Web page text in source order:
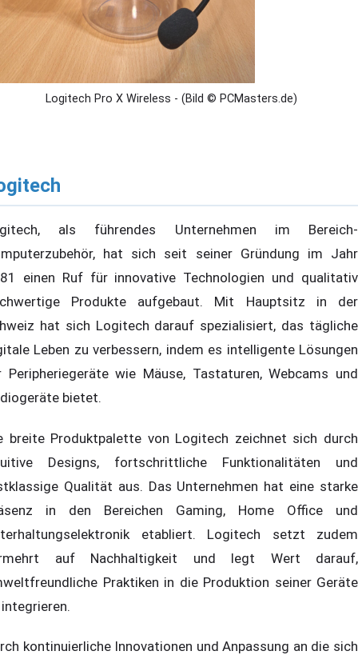
Logitech Pro X Wireless - (Bild © PCMasters.de)
als führendes Unternehmen im Bereich-
hat sich seit seiner Gründung im Jahr
einen Ruf für innovative Technologien und qualitativ
Produkte aufgebaut. Mit Hauptsitz in der
hat sich Logitech darauf spezialisiert, das tägliche
Leben zu verbessern, indem es intelligente Lösungen
Peripheriegeräte wie Mäuse, Tastaturen, Webcams und
bietet.
breite Produktpalette von Logitech zeichnet sich durch
Designs, fortschrittliche Funktionalitäten und
Qualität aus. Das Unternehmen hat eine starke
in den Bereichen Gaming, Home Office und
etabliert. Logitech setzt zudem
auf Nachhaltigkeit und legt Wert darauf,
Praktiken in die Produktion seiner Geräte
kontinuierliche Innovationen und Anpassung an die sich